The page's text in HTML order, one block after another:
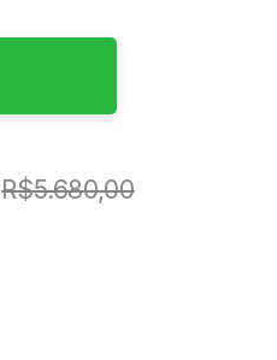
R$5.680,00